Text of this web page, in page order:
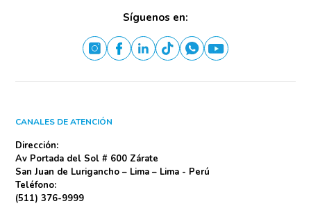
CANALES DE ATENCIÓN
Dirección:
Av Portada del Sol # 600 Zárate
San Juan de Lurigancho – Lima – Lima - Perú
Teléfono:
(511) 376-9999
Síguenos en: